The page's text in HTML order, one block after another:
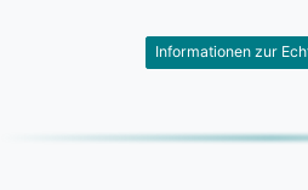
Informationen zur